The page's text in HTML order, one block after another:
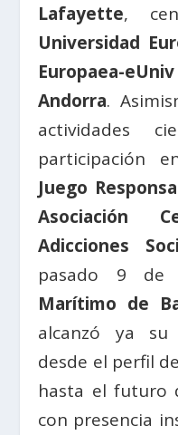
Lafayette,
Universidad
Europaea-
Andorra.
actividades
participación
Juego
Asociación
Adicciones
pasado 9
Marítimo de
alcanzó ya su
desde el perfil
hasta el futuro
con presencia